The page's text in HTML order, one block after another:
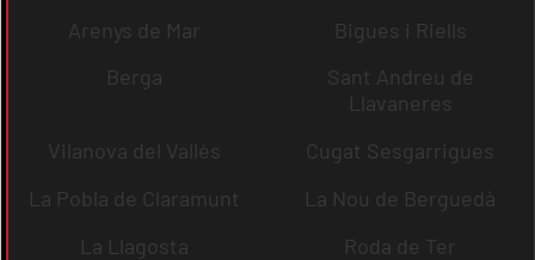
Arenys de Mar
Bigues i Riells
Berga
Sant Andreu de
Llavaneres
Vilanova del Vallès
Cugat Sesgarrigues
La Pobla de Claramunt
La Nou de Berguedà
La Llagosta
Roda de Ter